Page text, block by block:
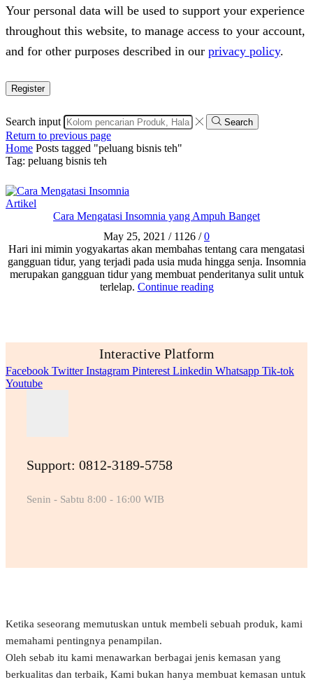
Your personal data will be used to support your experience
throughout this website, to manage access to your account,
and for other purposes described in our privacy policy.
Register
Search input Search
Return to previous page
Home Posts tagged "peluang bisnis teh"
Tag: peluang bisnis teh
Artikel
Cara Mengatasi Insomnia yang Ampuh Banget
May 25, 2021 / 1126 / 0
Hari ini mimin yogyakartas akan membahas tentang cara mengatasi
gangguan tidur, yang terjadi pada usia muda hingga senja. Insomnia
merupakan gangguan tidur yang membuat penderitanya sulit untuk
terlelap. Continue reading
Interactive Platform
Facebook Twitter Instagram Pinterest Linkedin Whatsapp Tik-tok
Youtube
Support: 0812-3189-5758
Senin - Sabtu 8:00 - 16:00 WIB
Ketika seseorang memutuskan untuk membeli sebuah produk, kami
memahami pentingnya penampilan.
Oleh sebab itu kami menawarkan berbagai jenis kemasan yang
berkualitas dan terbaik, Kami bukan hanya membuat kemasan untuk